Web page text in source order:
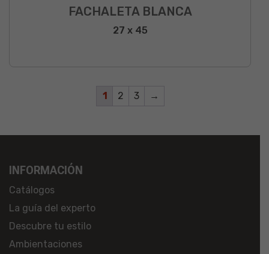
FACHALETA BLANCA
27 x 45
1 2 3 →
INFORMACIÓN
Catálogos
La guía del experto
Descubre tu estilo
Ambientaciones